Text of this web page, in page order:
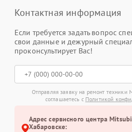
Контактная информация
Если требуется задать вопрос
свои данные и дежурный
проконсультирует Вас!
Отправляя заявку на ремонт техники
соглашаетесь с Политикой
Адрес сервисного центра
Хабаровске: